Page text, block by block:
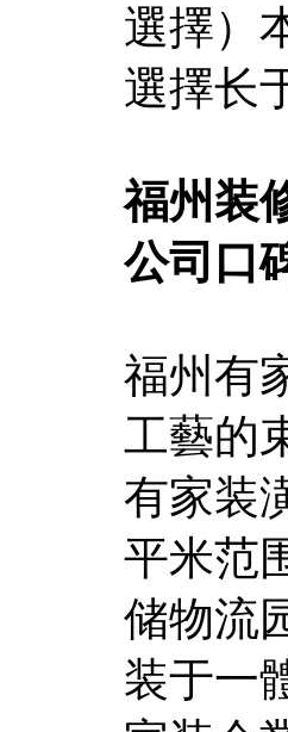
選擇）
選擇长
福州装
公司口
福州有
工藝的
有家装
平米范
储物流
装于一